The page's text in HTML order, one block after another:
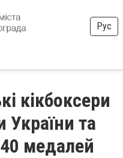
Рус
кікбоксери
України та
медалей